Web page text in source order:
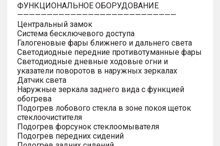
ФУНКЦИОНАЛЬНОЕ ОБОРУДОВАНИЕ
———————————————————————————
Центральный замок
Система бесключевого доступа
Галогеновые фары ближнего и дальнего света
Светодиодные передние противотуманные фары
Светодиодные дневные ходовые огни и
указатели поворотов в наружных зеркалах
Датчик света
Наружные зеркала заднего вида с функцией
обогрева
Подогрев лобового стекла в зоне покоя щеток
стеклоочистителя
Подогрев форсунок стеклоомывателя
Подогрев передних сидений